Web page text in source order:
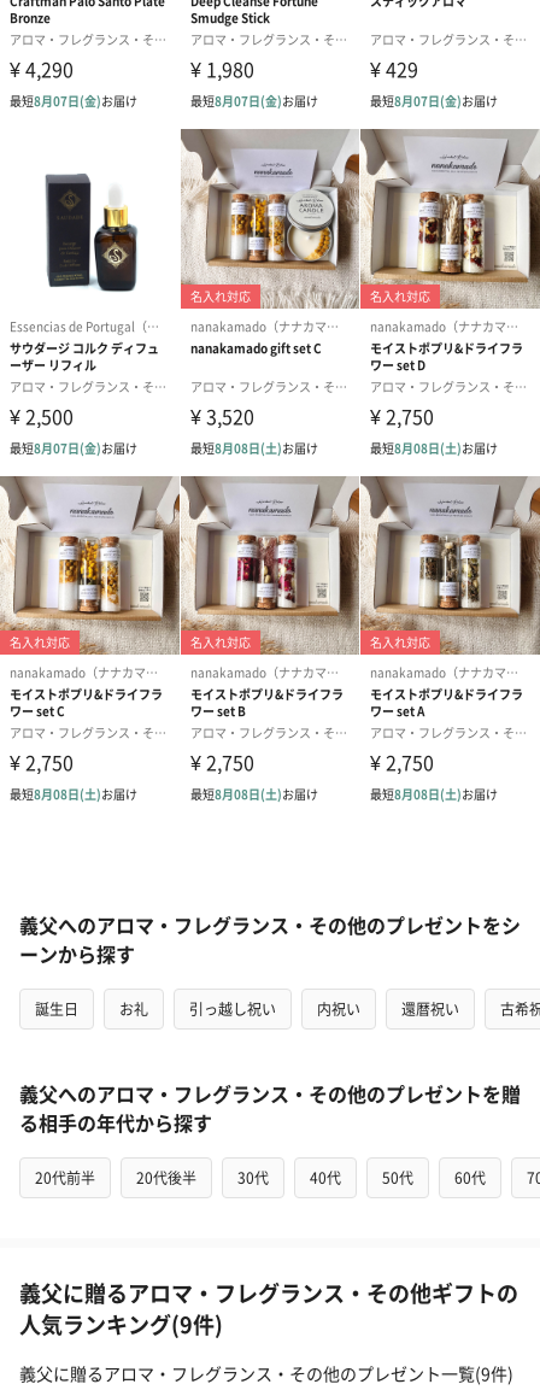
義父へのアロマ・フレグランス・その他のプレゼントをシ
ーンから探す
誕生日 お礼 引っ越し祝い 内祝い 還暦祝い 古希
義父へのアロマ・フレグランス・その他のプレゼントを贈
る相手の年代から探す
20代前半 20代後半 30代 40代 50代 60代
義父に贈るアロマ・フレグランス・その他ギフトの
人気ランキング(9件)
義父に贈るアロマ・フレグランス・その他のプレゼント一覧(9件)